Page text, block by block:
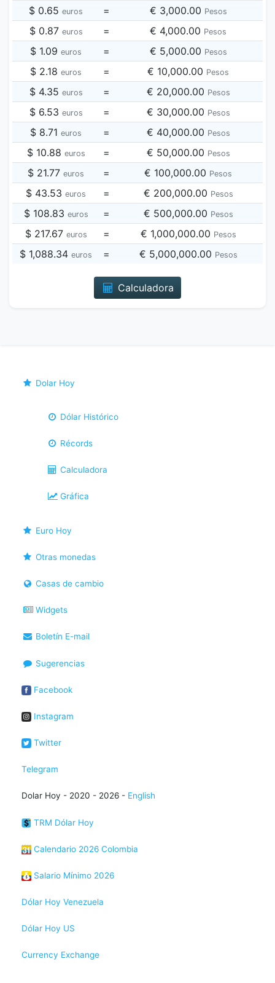
$ 0.65 euros = € 3,000.00 Pesos
$ 0.87 euros = € 4,000.00 Pesos
$ 1.09 euros = € 5,000.00 Pesos
$ 2.18 euros = € 10,000.00 Pesos
$ 4.35 euros = € 20,000.00 Pesos
$ 6.53 euros = € 30,000.00 Pesos
$ 8.71 euros = € 40,000.00 Pesos
$ 10.88 euros = € 50,000.00 Pesos
$ 21.77 euros = € 100,000.00 Pesos
$ 43.53 euros = € 200,000.00 Pesos
$ 108.83 euros = € 500,000.00 Pesos
$ 217.67 euros = € 1,000,000.00 Pesos
$ 1,088.34 euros = € 5,000,000.00 Pesos
Calculadora
Dolar Hoy
Dólar Histórico
Récords
Calculadora
Gráfica
Euro Hoy
Otras monedas
Casas de cambio
Widgets
Boletín E-mail
Sugerencias
Facebook
Instagram
Twitter
Telegram
Dolar Hoy - 2020 - 2026 - English
TRM Dólar Hoy
Calendario 2026 Colombia
Salario Mínimo 2026
Dólar Hoy Venezuela
Dólar Hoy US
Currency Exchange